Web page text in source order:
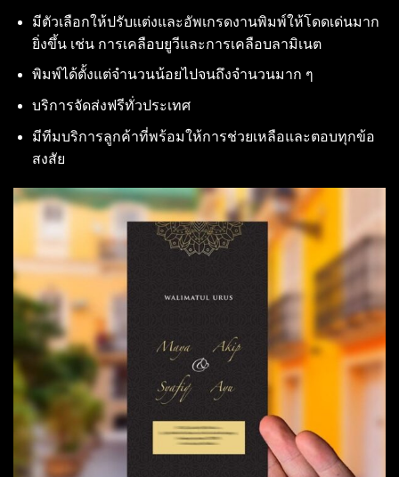
มีตัวเลือกให้ปรับแต่งและอัพเกรดงานพิมพ์ให้โดดเด่นมาก
ยิ่งขึ้น เช่น การเคลือบยูวีและการเคลือบลามิเนต
พิมพ์ได้ตั้งแต่จำนวนน้อยไปจนถึงจำนวนมาก ๆ
บริการจัดส่งฟรีทั่วประเทศ
มีทีมบริการลูกค้าที่พร้อมให้การช่วยเหลือและตอบทุกข้อ
สงสัย